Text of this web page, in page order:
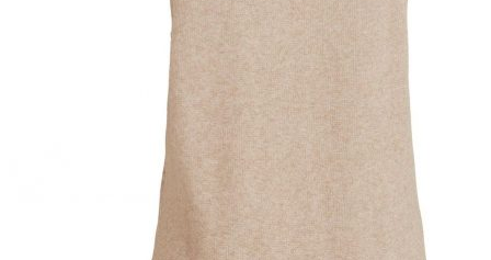
Mekot
Hameet
Naisten housut
Leggingsit ja collegehousut
Naisten housut
Naisten farkut
Caprit ja shortsit
Naisten asusteet
Vyöt ja korut
Naisten päähineet, huivit ja käsineet
Naisten yöasut ja alusvaatteet
Naisten alusvaatteet